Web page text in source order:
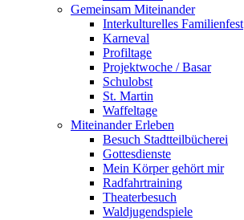
Gemeinsam Miteinander
Interkulturelles Familienfest
Karneval
Profiltage
Projektwoche / Basar
Schulobst
St. Martin
Waffeltage
Miteinander Erleben
Besuch Stadtteilbücherei
Gottesdienste
Mein Körper gehört mir
Radfahrtraining
Theaterbesuch
Waldjugendspiele